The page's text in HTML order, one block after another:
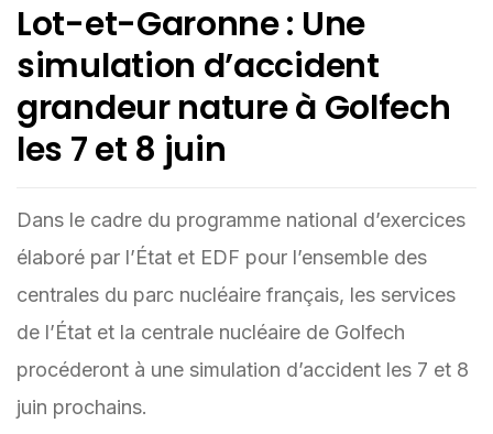
Lot-et-Garonne : Une
simulation d’accident
grandeur nature à Golfech
les 7 et 8 juin
Dans le cadre du programme national d’exercices
élaboré par l’État et EDF pour l’ensemble des
centrales du parc nucléaire français, les services
de l’État et la centrale nucléaire de Golfech
procéderont à une simulation d’accident les 7 et 8
juin prochains.